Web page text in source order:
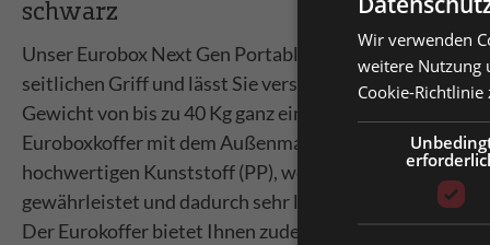
schwarz
Unser Eurobox Next Gen Portable Koffer verfügt über
seitlichen Griff und lässt Sie verschiedene Dinge mit
Gewicht von bis zu 40 Kg ganz einfach transportieren.
Euroboxkoffer mit dem Außenmaß 600 x 400 x 220 mm
hochwertigen Kunststoff (PP), welcher eine hohe
gewährleistet und dadurch sehr langlebig und
Der Eurokoffer bietet Ihnen zudem ein Volumen von
Bitte
Wir verwenden
weitere Nutzung
Cookie-Richtlinie